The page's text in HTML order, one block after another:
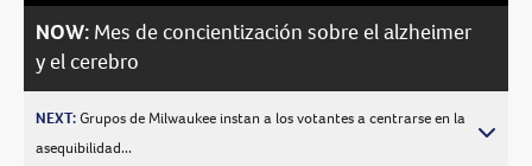
NOW: Mes de concientización sobre el alzheimer
y el cerebro
NEXT:Grupos de Milwaukee instan a los votantes a centrarse en la
asequibilidad...